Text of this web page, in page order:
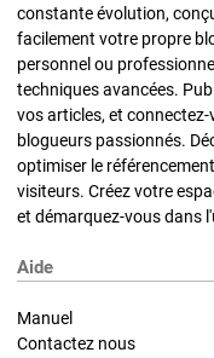
constante évolution,
facilement votre propre
personnel ou
techniques avancées.
vos articles, et
blogueurs passionnés.
optimiser le
visiteurs. Créez votre
et démarquez-vous dans
Aide
Manuel
Contactez nous